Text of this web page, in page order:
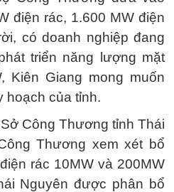
điện rác, 1.600 MW điện
có doanh nghiệp đang
triển năng lượng mặt
Kiên Giang mong muốn
hoạch của tỉnh.
Công Thương tỉnh Thái
Thương xem xét bổ
rác 10MW và 200MW
Nguyên được phân bổ